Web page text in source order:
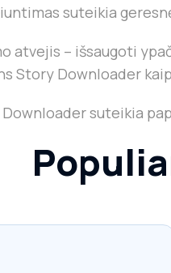
suteikia
atvejis – išsaugoti
Story Downloader
suteikia